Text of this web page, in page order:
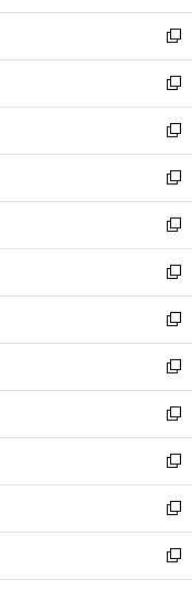
開
く
ウ
で
開
く
ン
ド
ウ
で
開
く
ウ
ィ
ン
ド
ウ
で
開
く
新
し
い
ウ
ィ
ン
ド
ウ
で
開
く
新
し
い
ウ
ィ
ン
ド
ウ
で
開
く
新
し
い
ウ
ィ
ン
ド
ウ
で
開
く
新
し
い
ウ
ィ
ン
ド
ウ
で
開
く
新
し
い
ウ
ィ
ン
ド
ウ
で
開
く
新
し
い
ウ
ィ
ン
ド
ウ
で
開
く
新
し
い
ウ
ィ
ン
ド
ウ
で
開
く
新
し
い
ウ
ィ
ン
ド
ウ
で
開
新
し
い
ウ
ィ
ン
ド
ウ
新
し
い
ウ
ィ
ン
新
し
い
ウ
新
し